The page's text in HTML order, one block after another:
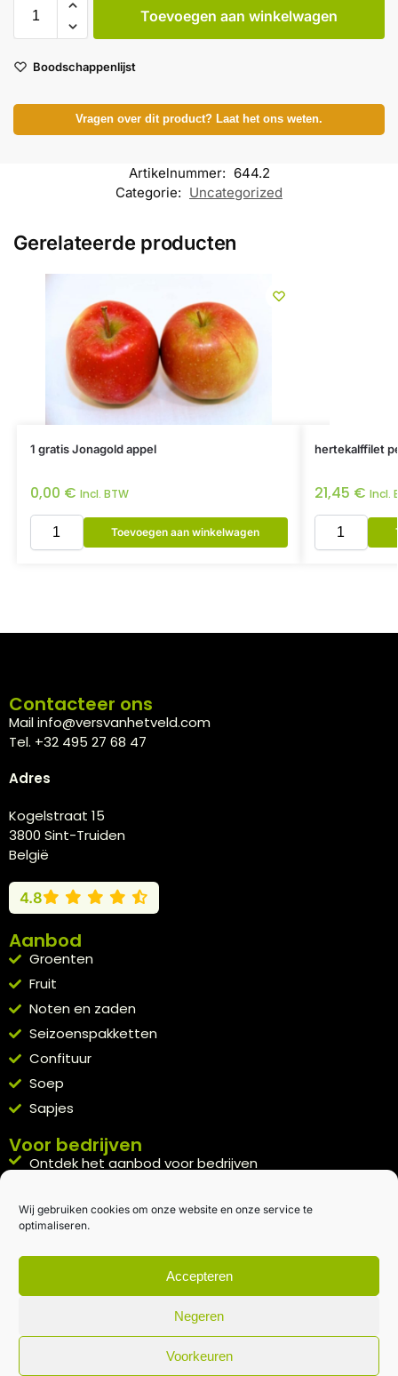
Wij gebruiken cookies om onze website en onze service te
optimaliseren.
Accepteren
Negeren
Voorkeuren
Toevoegen aan winkelwagen
Boodschappenlijst
Vragen over dit product? Laat het ons weten.
Artikelnummer: 644.2
Categorie: Uncategorized
Gerelateerde producten
1 gratis Jonagold appel
0,00 € Incl. BTW
Toevoegen aan winkelwagen
hertekalffilet
21,45 € Incl.
Contacteer ons
Mail info@versvanhetveld.com
Tel. +32 495 27 68 47
Adres
Kogelstraat 15
3800 Sint-Truiden
België
4.8
Aanbod
Groenten
Fruit
Noten en zaden
Seizoenspakketten
Confituur
Soep
Sapjes
Voor bedrijven
Ontdek het aanbod voor bedrijven
Kennismakingspakket aanvragen
Blijft op de hoogte
Rechtstreeks van het veld naar je inbox.
Inschrijven nieuwsbrief